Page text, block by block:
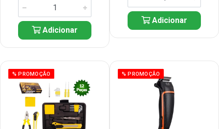
Adicionar
Adicionar
% PROMOÇÃO % PROMOÇÃO